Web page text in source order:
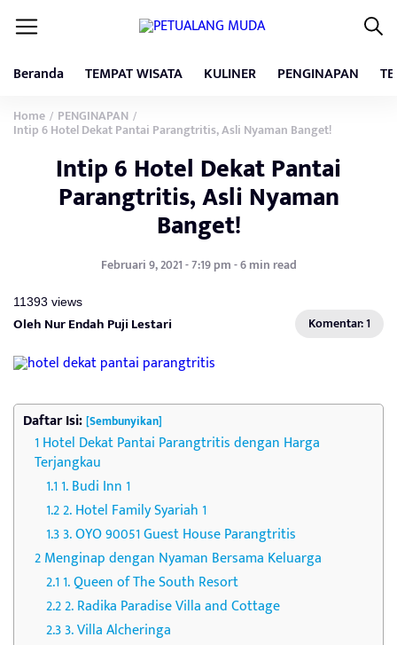
Beranda TEMPAT WISATA KULINER PENGINAPAN
Home / PENGINAPAN /
Intip 6 Hotel Dekat Pantai Parangtritis, Asli Nyaman Banget!
Intip 6 Hotel Dekat Pantai
Parangtritis, Asli Nyaman
Banget!
Februari 9, 2021 - 7:19 pm - 6 min read
11393 views
Oleh Nur Endah Puji Lestari Komentar: 1
Daftar Isi:[Sembunyikan]
Hotel Dekat Pantai Parangtritis dengan Harga
Terjangkau
1. Budi Inn 1
2. Hotel Family Syariah 1
3. OYO 90051 Guest House Parangtritis
Menginap dengan Nyaman Bersama Keluarga
1. Queen of The South Resort
2. Radika Paradise Villa and Cottage
3. Villa Alcheringa